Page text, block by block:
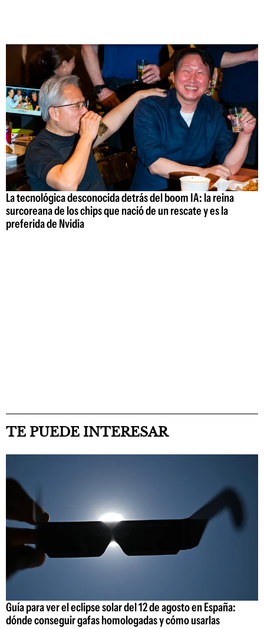
La tecnológica desconocida detrás del boom IA: la reina
surcoreana de los chips que nació de un rescate y es la
preferida de Nvidia
TE PUEDE INTERESAR
Guía para ver el eclipse solar del 12 de agosto en España:
dónde conseguir gafas homologadas y cómo usarlas